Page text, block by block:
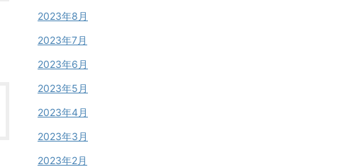
2023年8月
2023年7月
2023年6月
2023年5月
2023年4月
2023年3月
2023年2月